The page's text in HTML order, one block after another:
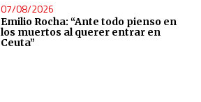
07/08/2026
Emilio Rocha: “Ante todo pienso en
los muertos al querer entrar en
Ceuta”